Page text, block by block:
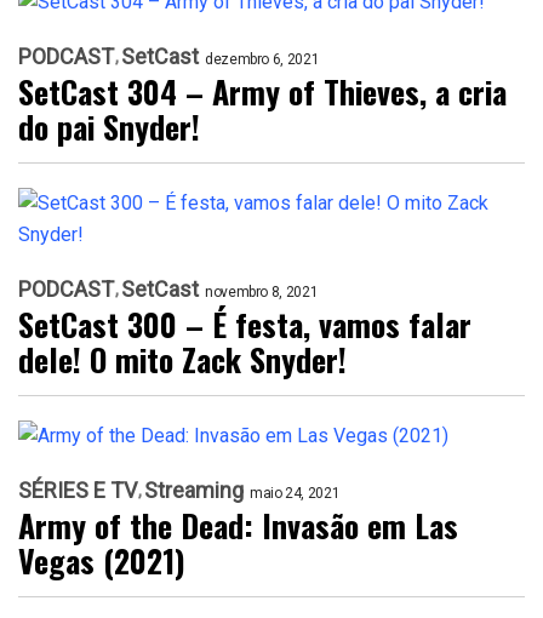
PODCAST SetCast dezembro 6, 2021
SetCast 304 – Army of Thieves, a cria
do pai Snyder!
PODCAST SetCast novembro 8, 2021
SetCast 300 – É festa, vamos falar
dele! O mito Zack Snyder!
SÉRIES E TV Streaming maio 24, 2021
Army of the Dead: Invasão em Las
Vegas (2021)